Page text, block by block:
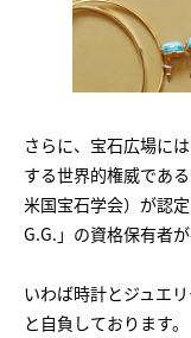
さらに、宝石広場に
する世界的権威であ
米国宝石学会）が認
G.G.」の資格保有者が
いわば時計とジュエ
と自負しております。